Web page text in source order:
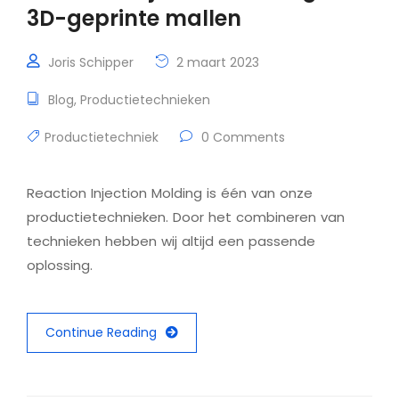
3D-geprinte mallen
Joris Schipper 2 maart 2023
Blog, Productietechnieken
Productietechniek 0 Comments
Reaction Injection Molding is één van onze
productietechnieken. Door het combineren van
technieken hebben wij altijd een passende
oplossing.
Continue Reading